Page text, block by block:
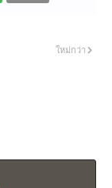
ใหม่กว่า